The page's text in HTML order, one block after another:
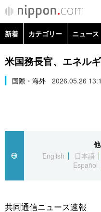
社会
旅と暮らし
新着 カテゴリー ニュース
政治・外交
経済・ビジネス
社会
文化
科学・技術
暮らし
米国務長官、エネル
国際・海外 2026.05.26
English
日本語
Español
共同通信ニュース速報